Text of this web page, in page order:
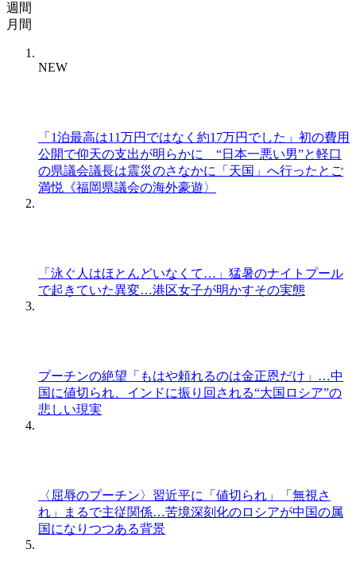
週間
月間
NEW
「1泊最高は11万円ではなく約17万円でした」初の費用
公開で仰天の支出が明らかに “日本一悪い男”と軽口
の県議会議長は震災のさなかに「天国」へ行ったとご
満悦《福岡県議会の海外豪遊〉
「泳ぐ人はほとんどいなくて…」猛暑のナイトプール
で起きていた異変…港区女子が明かすその実態
プーチンの絶望「もはや頼れるのは金正恩だけ」…中
国に値切られ、インドに振り回される“大国ロシア”の
悲しい現実
〈屈辱のプーチン〉習近平に「値切られ」「無視さ
れ」まるで主従関係…苦境深刻化のロシアが中国の属
国になりつつある背景